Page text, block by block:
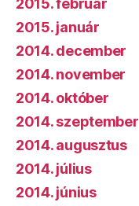
2015. február
2015. január
2014. december
2014. november
2014. október
2014. szeptember
2014. augusztus
2014. július
2014. június